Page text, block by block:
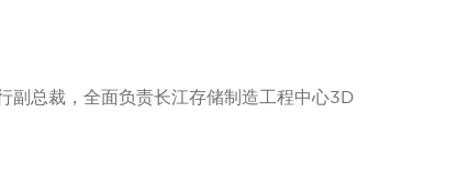
副总裁，全面负责长江存储制造工程中心3D